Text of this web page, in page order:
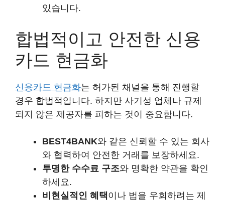
있습니다.
합법적이고 안전한 신용
카드 현금화
신용카드 현금화는 허가된 채널을 통해 진행할
경우 합법적입니다. 하지만 사기성 업체나 규제
되지 않은 제공자를 피하는 것이 중요합니다.
BEST4BANK와 같은 신뢰할 수 있는 회사
와 협력하여 안전한 거래를 보장하세요.
투명한 수수료 구조와 명확한 약관을 확인
하세요.
비현실적인 혜택이나 법을 우회하려는 제